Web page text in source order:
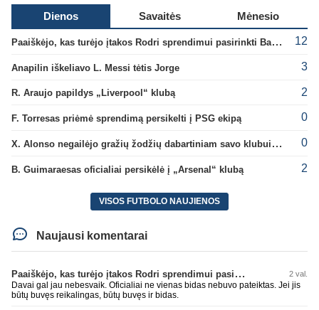
Dienos Savaitės Mėnesio
Paaiškėjo, kas turėjo įtakos Rodri sprendimui pasirinkti Barselonos pusę 12
Anapilin iškeliavo L. Messi tėtis Jorge 3
R. Araujo papildys „Liverpool“ klubą 2
F. Torresas priėmė sprendimą persikelti į PSG ekipą 0
X. Alonso negailėjo gražių žodžių dabartiniam savo klubui „Chelsea“ 0
B. Guimaraesas oficialiai persikėlė į „Arsenal“ klubą 2
VISOS FUTBOLO NAUJIENOS
Naujausi komentarai
Paaiškėjo, kas turėjo įtakos Rodri sprendimui pasirinkti Barselonos pusę 2 val.
Davai gal jau nebesvaik. Oficialiai ne vienas bidas nebuvo pateiktas. Jei jis
būtų buvęs reikalingas, būtų buvęs ir bidas.